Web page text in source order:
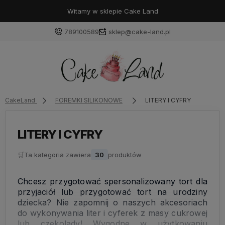
Witamy w sklepie Cake Land
789100589 sklep@cake-land.pl
zaloguj się, aby przywrócić dodane produkty do listy
z poprzedniej sesji.
CakeLand FOREMKI SILIKONOWE LITERY I CYFRY
LITERY I CYFRY
🛒Ta kategoria zawiera 30 produktów
Chcesz przygotować spersonalizowany tort dla
przyjaciół lub przygotować tort na urodziny
dziecka? Nie zapomnij o naszych akcesoriach
do wykonywania liter i cyferek z masy cukrowej